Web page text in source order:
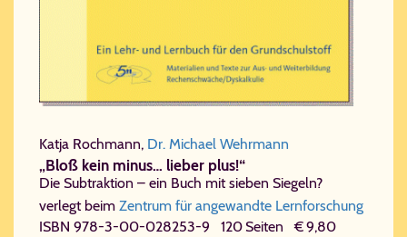
Katja Rochmann, Dr. Michael Wehrmann
„Bloß kein minus… lieber plus!“
Die Subtraktion – ein Buch mit sieben Siegeln?
verlegt beim Zentrum für angewandte Lernforschung
ISBN 978-​3-​00-​028253-​9 120 Seiten € 9,80